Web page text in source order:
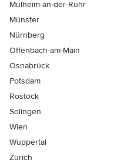
Mülheim-an-der-Ruhr
Münster
Nürnberg
Offenbach-am-Main
Osnabrück
Potsdam
Rostock
Solingen
Wien
Wuppertal
Zürich